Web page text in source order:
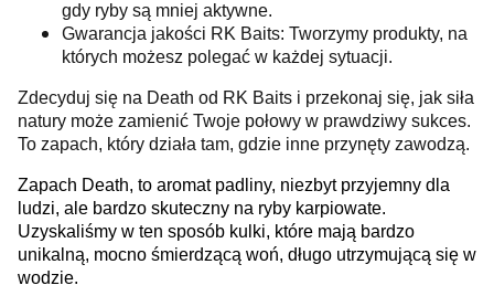
gdy ryby są mniej aktywne.
Gwarancja jakości RK Baits: Tworzymy produkty, na
których możesz polegać w każdej sytuacji.
Zdecyduj się na Death od RK Baits i przekonaj się, jak siła
natury może zamienić Twoje połowy w prawdziwy sukces.
To zapach, który działa tam, gdzie inne przynęty zawodzą.
Zapach Death, to aromat padliny, niezbyt przyjemny dla
ludzi, ale bardzo skuteczny na ryby karpiowate.
Uzyskaliśmy w ten sposób kulki, które mają bardzo
unikalną, mocno śmierdzącą woń, długo utrzymującą się w
wodzie.